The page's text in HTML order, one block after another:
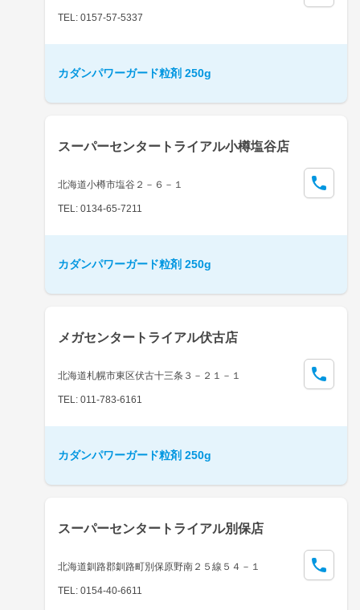
TEL: 0157-57-5337
カダンパワーガード粒剤 250g
スーパーセンタートライアル小樽塩谷店
北海道小樽市塩谷２－６－１
TEL: 0134-65-7211
カダンパワーガード粒剤 250g
メガセンタートライアル伏古店
北海道札幌市東区伏古十三条３－２１－１
TEL: 011-783-6161
カダンパワーガード粒剤 250g
スーパーセンタートライアル別保店
北海道釧路郡釧路町別保原野南２５線５４－１
TEL: 0154-40-6611